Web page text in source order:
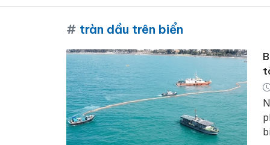
# tràn dầu trên biển